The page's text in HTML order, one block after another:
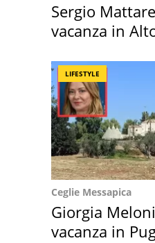
Sergio
vacanza in
LIFESTYLE
Ceglie Messapica
Giorgia
vacanza in